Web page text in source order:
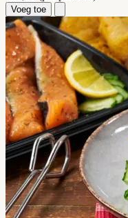
Voeg toe